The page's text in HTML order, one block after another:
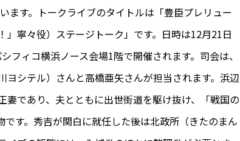
ます。トークライブのタイトルは「豊臣プレリュー
寧々役）ステージトーク」です。日時は12月21日
フィコ横浜ノース会場1階で開催されます。司会は、
ヨシテル）さんと高橋亜矢さんが担当されます。浜辺
であり、夫とともに出世街道を駆け抜け、「戦国の
す。秀吉が関白に就任した後は北政所（きたのまん